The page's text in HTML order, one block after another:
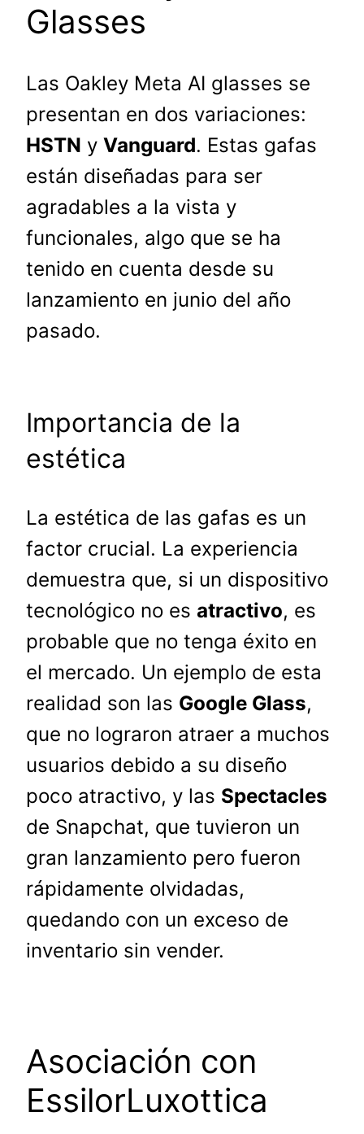
Glasses
Las Oakley Meta AI glasses se
presentan en dos variaciones:
HSTN y Vanguard. Estas gafas
están diseñadas para ser
agradables a la vista y
funcionales, algo que se ha
tenido en cuenta desde su
lanzamiento en junio del año
pasado.
Importancia de la
estética
La estética de las gafas es un
factor crucial. La experiencia
demuestra que, si un dispositivo
tecnológico no es atractivo, es
probable que no tenga éxito en
el mercado. Un ejemplo de esta
realidad son las Google Glass,
que no lograron atraer a muchos
usuarios debido a su diseño
poco atractivo, y las Spectacles
de Snapchat, que tuvieron un
gran lanzamiento pero fueron
rápidamente olvidadas,
quedando con un exceso de
inventario sin vender.
Asociación con
EssilorLuxottica